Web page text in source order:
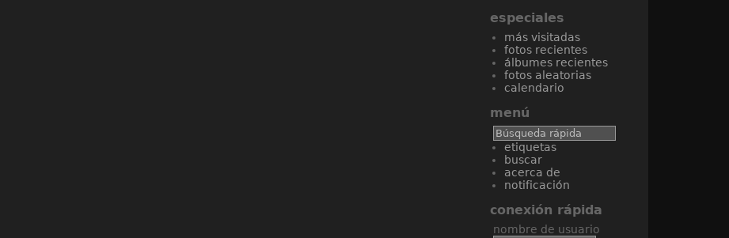
especiales
más visitadas
fotos recientes
álbumes recientes
fotos aleatorias
calendario
menú
etiquetas
buscar
acerca de
notificación
conexión rápida
nombre de usuario